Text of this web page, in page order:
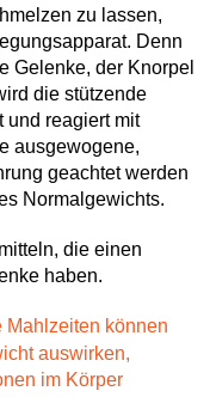
zu lassen,
Denn
Gelenke, der Knorpel
die stützende
und reagiert mit
ausgewogene,
geachtet werden
Normalgewichts.
die einen
haben.
Mahlzeiten können
auswirken,
im Körper